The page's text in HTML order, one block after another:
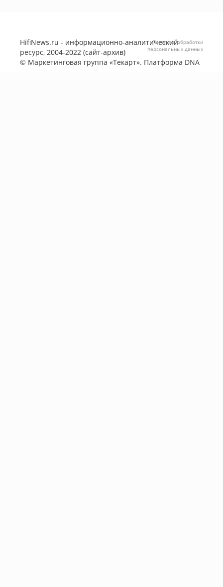
HifiNews.ru - информационно-аналитический
ресурс, 2004-2022 (сайт-архив)
© Маркетинговая группа «Текарт». Платформа DNA
Политика обработки
персональных данных